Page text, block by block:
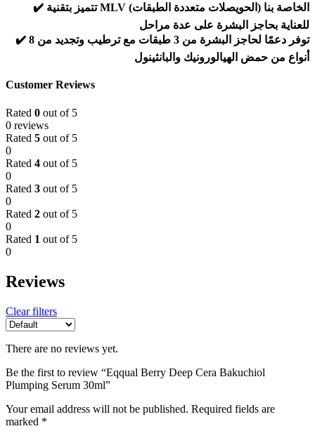
✔️ تتميز بتقنية MLV (الحويصلات متعددة الطبقات) الخاصة بنا
للعناية بحاجز البشرة على عدة مراحل
✔️ توفر دعمًا لحاجز البشرة من 3 طبقات مع ترطيب وتجديد من 8
أنواع من حمض الهيالورونيك والبانثينول
Customer Reviews
Rated 0 out of 5
0 reviews
Rated 5 out of 5
0
Rated 4 out of 5
0
Rated 3 out of 5
0
Rated 2 out of 5
0
Rated 1 out of 5
0
Reviews
Clear filters
There are no reviews yet.
Be the first to review “Eqqual Berry Deep Cera Bakuchiol
Plumping Serum 30ml”
Your email address will not be published. Required fields are
marked *